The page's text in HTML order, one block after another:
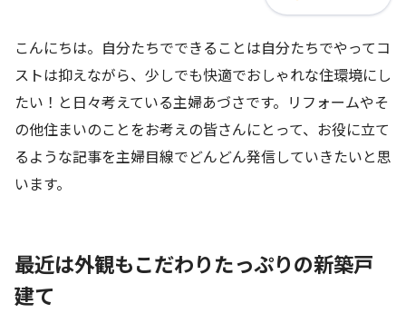
こんにちは。自分たちでできることは自分たちでやってコ
ストは抑えながら、少しでも快適でおしゃれな住環境にし
たい！と日々考えている主婦あづさです。 リフォームやそ
の他住まいのことをお考えの皆さんにとって、お役に立て
るような記事を主婦目線でどんどん発信していきたいと思
います。
最近は外観もこだわりたっぷりの新築戸
建て